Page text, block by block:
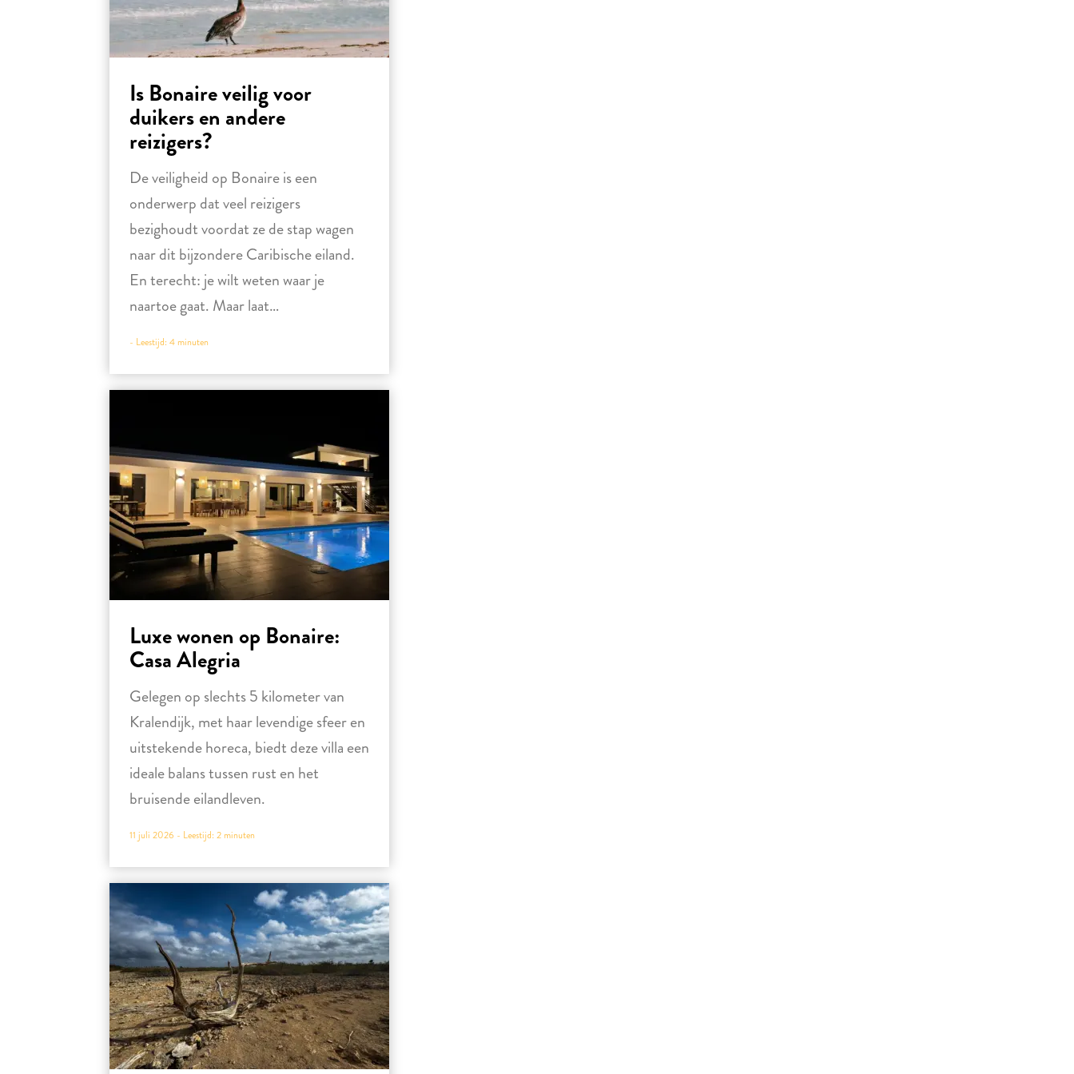
Is Bonaire veilig voor
duikers en andere
reizigers?
De veiligheid op Bonaire is een
onderwerp dat veel reizigers
bezighoudt voordat ze de stap wagen
naar dit bijzondere Caribische eiland.
En terecht: je wilt weten waar je
naartoe gaat. Maar laat…
- Leestijd: 4minuten
Luxe wonen op Bonaire:
Casa Alegria
Gelegen op slechts 5 kilometer van
Kralendijk, met haar levendige sfeer en
uitstekende horeca, biedt deze villa een
ideale balans tussen rust en het
bruisende eilandleven.
11 juli 2026 - Leestijd: 2minuten